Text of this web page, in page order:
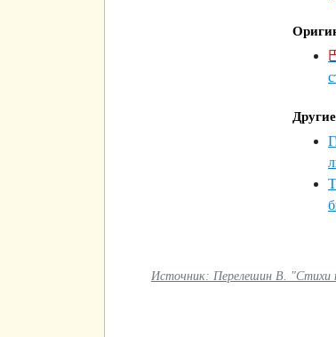
Источник: Перелешин В. "Стихи